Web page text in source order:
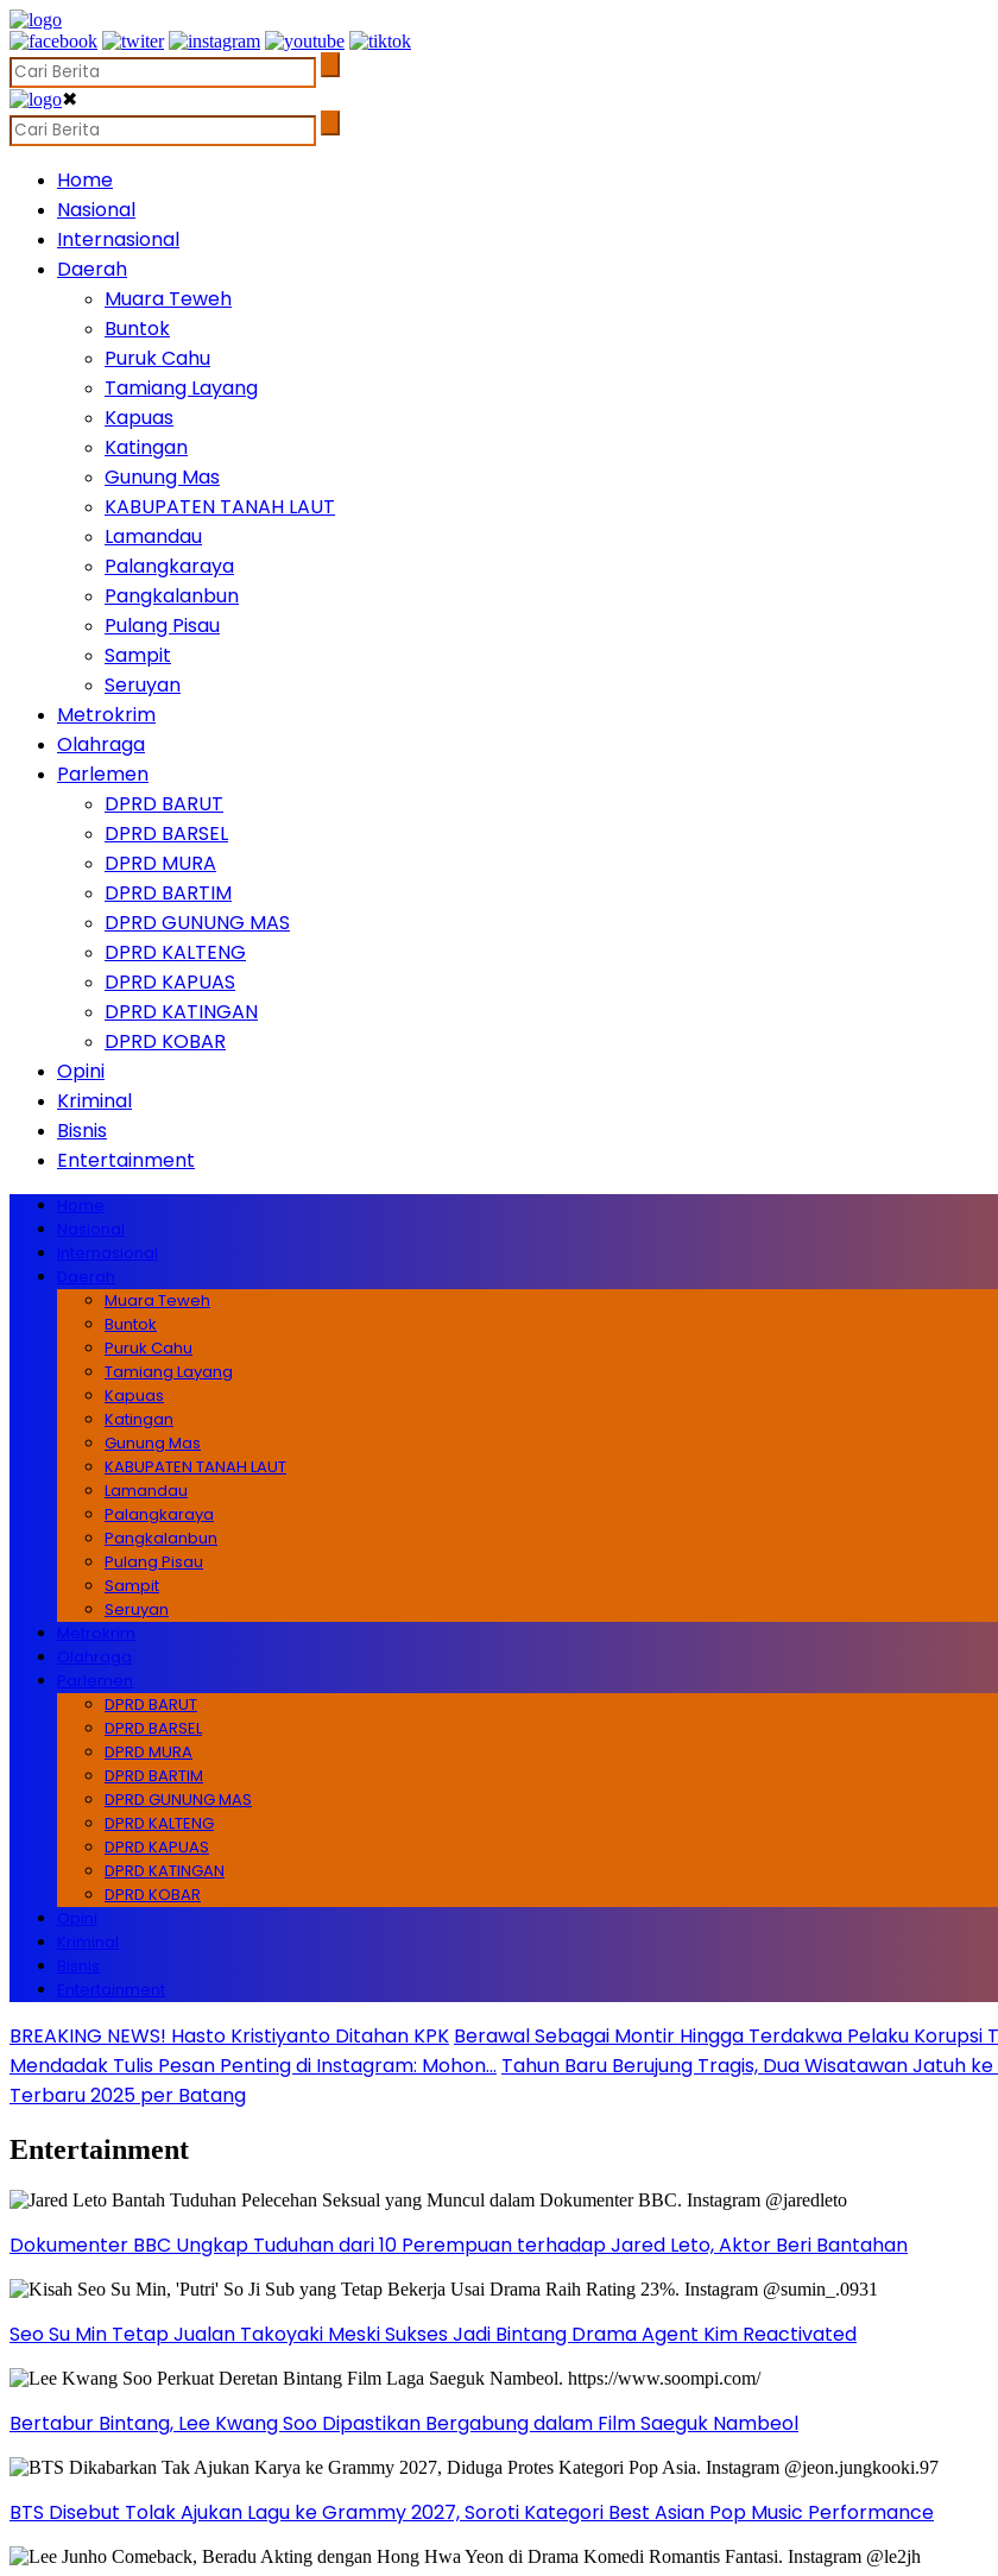
✖
Home
Nasional
Internasional
Daerah
Muara Teweh
Buntok
Puruk Cahu
Tamiang Layang
Kapuas
Katingan
Gunung Mas
KABUPATEN TANAH LAUT
Lamandau
Palangkaraya
Pangkalanbun
Pulang Pisau
Sampit
Seruyan
Metrokrim
Olahraga
Parlemen
DPRD BARUT
DPRD BARSEL
DPRD MURA
DPRD BARTIM
DPRD GUNUNG MAS
DPRD KALTENG
DPRD KAPUAS
DPRD KATINGAN
DPRD KOBAR
Opini
Kriminal
Bisnis
Entertainment
Home
Nasional
Internasional
Daerah
Muara Teweh
Buntok
Puruk Cahu
Tamiang Layang
Kapuas
Katingan
Gunung Mas
KABUPATEN TANAH LAUT
Lamandau
Palangkaraya
Pangkalanbun
Pulang Pisau
Sampit
Seruyan
Metrokrim
Olahraga
Parlemen
DPRD BARUT
DPRD BARSEL
DPRD MURA
DPRD BARTIM
DPRD GUNUNG MAS
DPRD KALTENG
DPRD KAPUAS
DPRD KATINGAN
DPRD KOBAR
Opini
Kriminal
Bisnis
Entertainment
BREAKING NEWS! Hasto Kristiyanto Ditahan KPK Berawal Sebagai Montir Hingga Terdakwa Pelaku Korupsi
Mendadak Tulis Pesan Penting di Instagram: Mohon… Tahun Baru Berujung Tragis, Dua Wisatawan Jatuh
Terbaru 2025 per Batang
Entertainment
Dokumenter BBC Ungkap Tuduhan dari 10 Perempuan terhadap Jared Leto, Aktor Beri Bantahan
Seo Su Min Tetap Jualan Takoyaki Meski Sukses Jadi Bintang Drama Agent Kim Reactivated
Bertabur Bintang, Lee Kwang Soo Dipastikan Bergabung dalam Film Saeguk Nambeol
BTS Disebut Tolak Ajukan Lagu ke Grammy 2027, Soroti Kategori Best Asian Pop Music Performance